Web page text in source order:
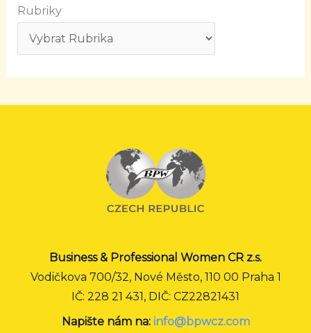
Rubriky
Business & Professional Women CR z.s.
Vodičkova 700/32, Nové Město, 110 00 Praha 1
IČ: 228 21 431, DIČ: CZ22821431
Napište nám na: info@bpwcz.com